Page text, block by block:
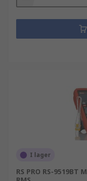
I lager
RS PRO RS-